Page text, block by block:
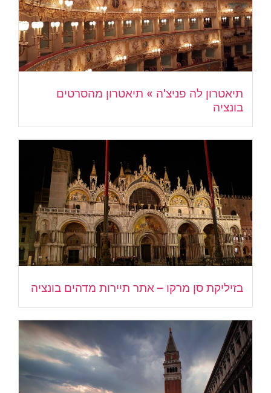
תיאטרון לה פניצ'ה » תיאטרון מהסרטים
בונציה
בזיליקת סן מרקו – אתר תיירות מדהים בונציה